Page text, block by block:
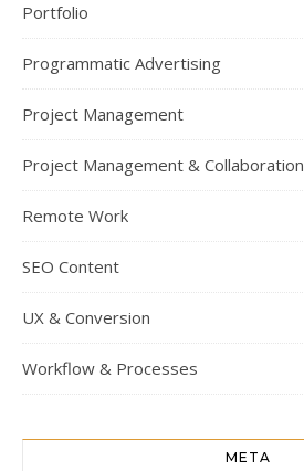
Portfolio
Programmatic Advertising
Project Management
Project Management & Collaboration
Remote Work
SEO Content
UX & Conversion
Workflow & Processes
META